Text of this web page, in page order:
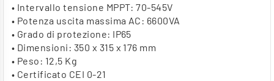
• Intervallo tensione MPPT: 70-545V
• Potenza uscita massima AC: 6600VA
• Grado di protezione: IP65
• Dimensioni: 350 x 315 x 176 mm
• Peso: 12,5 Kg
• Certificato CEI 0-21